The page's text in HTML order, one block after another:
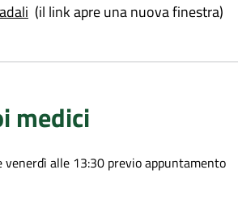
(il link apre una nuova finestra)
medici
venerdì alle 13:30 previo appuntamento